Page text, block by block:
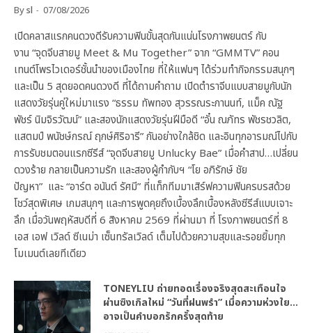
Bysl 07/08/2026
เปิดคลาสแรกคนดวงดีรับความฟินขั้นสุดกันแน่นโรงภาพยนตร์ กับ
งาน “จุดจีบสายมู Meet & Mu Together” จาก “GMMTV” คอน
เทนต์โพรไวเดอร์ชั้นนำของเมืองไทย ที่ให้แฟนๆ ได้ร่วมทำกิจกรรมสนุกๆ
และเป็น 5 สุดยอดคนดวงดี ที่ได้ถามคำถาม เปิดตำราจีบแบบสายมูกับนัก
แสดงวัยรุ่นคู่ใหม่มาแรง “ธรรม ทัพทอง สุวรรณระกานนท์, แม็ค ณัฐ
พัชร์ นิมจิรวัฒน์” และสองนักแสดงวัยรุ่นฝีมือดี “อั๋น ณภัทร พัชรชวลิต,
แสตมป์ พนัชษ์กรณ์ ฤกษ์ศิริอารี” กันอย่างใกล้ชิด และอินทุกอารมณ์ไปกับ
การรับชมตอนแรกซีรีส์ “จุดจีบสายมู Unlucky Bae” เมื่อคำสาป…เปลี่ยน
ดวงร้าย กลายเป็นความรัก และสองผู้กำกับฯ “โย อภิรักษ์ ชัย
ปัญหา” และ “อาร์ต อนันต์ รัศมี” ที่แท็กทีมมาเสิร์ฟความฟินครบรสด้วย
โชว์สุดพิเศษ เกมสนุกๆ และการพูดคุยถึงเบื้องลึกเบื้องหลังซีรีส์แบบเจาะ
ลึก เมื่อวันพฤหัสบดีที่ 6 สิงหาคม 2569 ที่ผ่านมา ที่ โรงภาพยนตร์ที่ 8
เอส เอฟ เวิลด์ ซีเนม่า เซ็นทรัลเวิลด์ เต็มไปด้วยความสุขและรอยยิ้มทุก
โมเมนต์เลยทีเดียว
TONEYLIU ถ่ายทอดเรื่องจริงสุดสะเทือนใจ
ผ่านซิงเกิลใหม่ “วันที่ฝนพรำ” เมื่อความห่วงใย…
อาจเป็นคำบอกรักครั้งสุดท้าย